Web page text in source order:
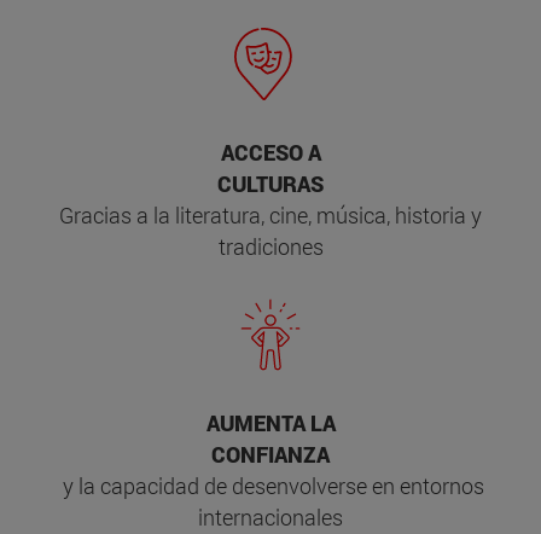
ACCESO A
CULTURAS
Gracias a la literatura, cine, música, historia y
tradiciones
AUMENTA LA
CONFIANZA
y la capacidad de desenvolverse en entornos
internacionales